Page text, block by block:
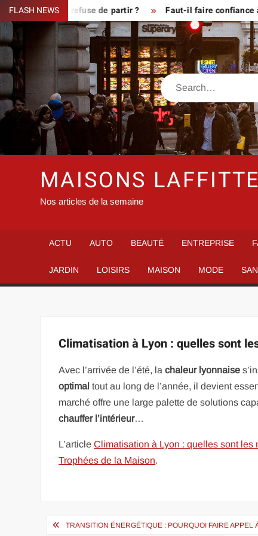
Skip
to
content
FLASH NEWS
le fermier refuse de partir ? Faut-il faire confiance à
Search
MAISONS LAFFITTE
Nos articles de la semaine
ACTU AUTO BEAUTÉ ENTREPRISE
JARDIN LOISIRS MAISON MODE
Climatisation à Lyon : quelles sont
Avec l’arrivée de l’été, lachaleur lyonnaise
optimal tout au long de l’année, il devient
marché offre une large palette de solutions
chauffer l’intérieur…
L’articleClimatisation à Lyon : quelles sont
Trophées de la Maison.
Navigation
TRANSITION ÉNERGÉTIQUE : POURQUOI FAIRE